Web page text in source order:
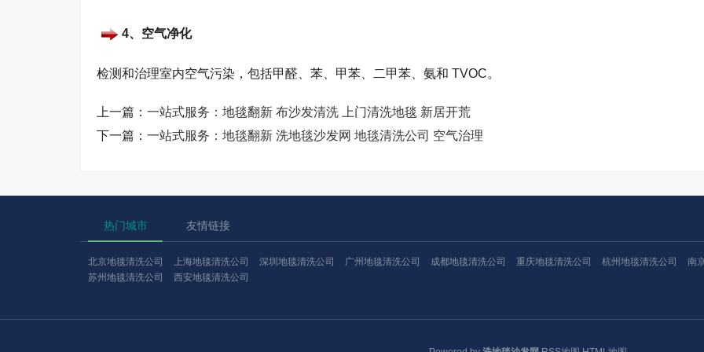
4、空气净化
检测和治理室内空气污染，包括甲醛、苯、甲苯、二甲苯、氨和 TVOC。
上一篇： 一站式服务：地毯翻新 布沙发清洗 上门清洗地毯 新居开荒
下一篇： 一站式服务：地毯翻新 洗地毯沙发网 地毯清洗公司 空气治理
热门城市 友情链接
北京地毯清洗公司 上海地毯清洗公司 深圳地毯清洗公司 广州地毯清洗公司 成都地毯清洗公司 重庆地毯清洗公司 杭州地毯清洗公司 南
苏州地毯清洗公司
西安地毯清洗公司